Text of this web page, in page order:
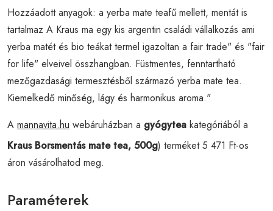
Hozzáadott anyagok: a yerba mate teafű mellett, mentát is
tartalmaz A Kraus ma egy kis argentin családi vállalkozás ami
yerba matét és bio teákat termel igazoltan a fair trade" és "fair
for life" elveivel összhangban. Füstmentes, fenntartható
mezőgazdasági termesztésből származó yerba mate tea.
Kiemelkedő minőség, lágy és harmonikus aroma."
A mannavita.hu webáruházban a gyógytea kategóriából a
Kraus Borsmentás mate tea, 500g) terméket 5 471 Ft-os
áron vásárolhatod meg.
Paraméterek